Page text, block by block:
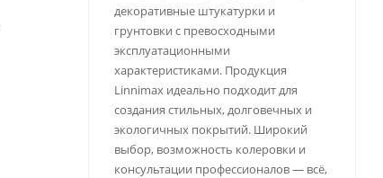
декоративные штукатурки и
грунтовки с превосходными
эксплуатационными
характеристиками. Продукция
Linnimax идеально подходит для
создания стильных, долговечных и
экологичных покрытий. Широкий
выбор, возможность колеровки и
консультации профессионалов — всё,